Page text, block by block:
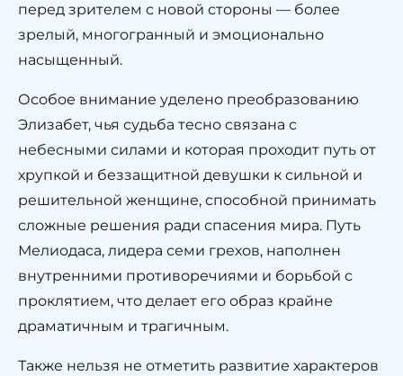
перед зрителем с новой стороны — более
зрелый, многогранный и эмоционально
насыщенный.
Особое внимание уделено преобразованию
Элизабет, чья судьба тесно связана с
небесными силами и которая проходит путь от
хрупкой и беззащитной девушки к сильной и
решительной женщине, способной принимать
сложные решения ради спасения мира. Путь
Мелиодаса, лидера семи грехов, наполнен
внутренними противоречиями и борьбой с
проклятием, что делает его образ крайне
драматичным и трагичным.
Также нельзя не отметить развитие характеров